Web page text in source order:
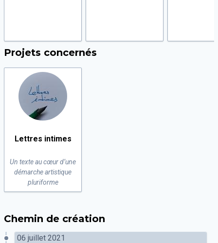
Projets concernés
Lettres intimes
Un texte au cœur d’une
démarche artistique
pluriforme
Chemin de création
06 juillet 2021